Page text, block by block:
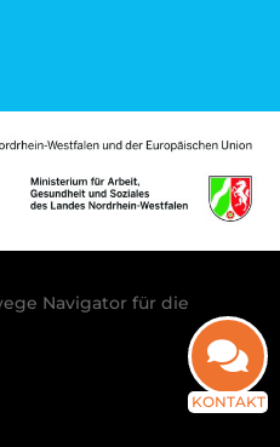
Navigator für die
KONTAKT